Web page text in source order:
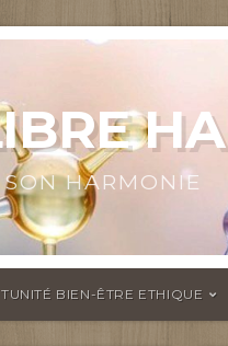
HARMONIE
BIEN-ÊTRE ETHIQUE